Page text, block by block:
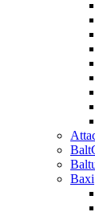
Baxi